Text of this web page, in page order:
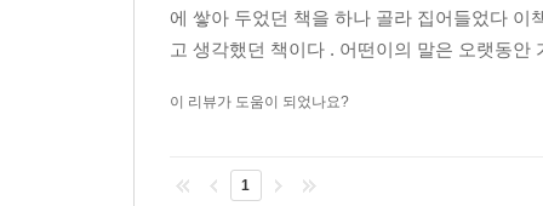
에 쌓아 두었던 책을 하나 골라 집어들었다
고 생각했던 책이다 . 어떤이의 말은 오랫동
이 리뷰가 도움이 되었나요?
1